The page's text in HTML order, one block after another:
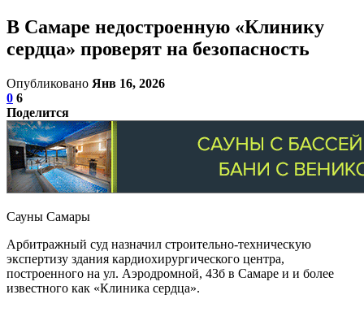
В Самаре недостроенную «Клинику
сердца» проверят на безопасность
Опубликовано Янв 16, 2026
0 6
Поделится
Сауны Самары
Арбитражный суд назначил строительно-техническую
экспертизу здания кардиохирургического центра,
построенного на ул. Аэродромной, 43б в Самаре и и более
известного как «Клиника сердца».